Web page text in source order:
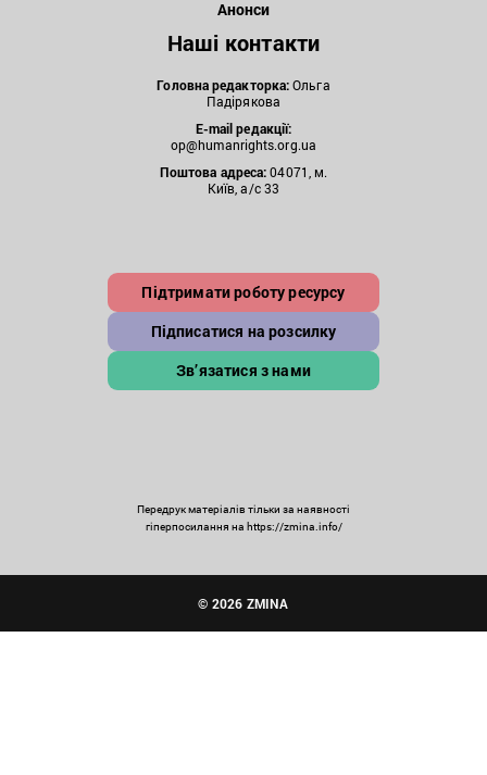
Анонси
Наші контакти
Головна редакторка:Ольга
Падірякова
E-mail редакції:
op@humanrights.org.ua
Поштова адреса:04071, м.
Київ, а/с 33
Підтримати роботу ресурсу
Підписатися на розсилку
Зв’язатися з нами
Передрук матеріалів тільки за наявності
гіперпосилання на https://zmina.info/
© 2026 ZMINA